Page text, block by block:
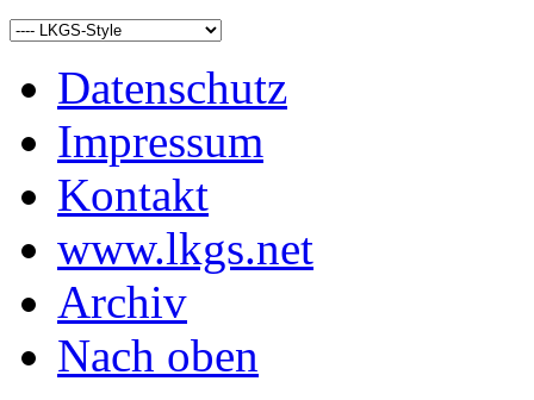
Datenschutz
Impressum
Kontakt
www.lkgs.net
Archiv
Nach oben